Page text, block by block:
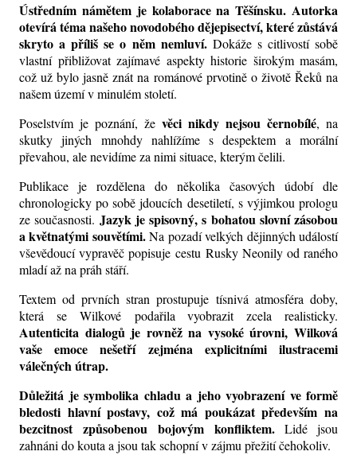
Ústředním námětem je kolaborace na Těšínsku. Autorka
otevírá téma našeho novodobého dějepisectví, které zůstává
skryto a příliš se o něm nemluví.Dokáže s citlivostí sobě
vlastní přibližovat zajímavé aspekty historie širokým masám,
což už bylo jasně znát na románové prvotině o životě Řeků na
našem území v minulém století.
Poselstvím je poznání, že věci nikdy nejsou černobílé, na
skutky jiných mnohdy nahlížíme s despektem a morální
převahou, ale nevidíme za nimi situace, kterým čelili.
Publikace je rozdělena do několika časových údobí dle
chronologicky po sobě jdoucích desetiletí, s výjimkou prologu
ze současnosti. Jazyk je spisovný, s bohatou slovní zásobou
a květnatými souvětími.Na pozadí velkých dějinných událostí
vševědoucí vypravěč popisuje cestu Rusky Neonily od raného
mladí až na práh stáří.
Textem od prvních stran prostupuje tísnivá atmosféra doby,
která se Wilkové podařila vyobrazit zcela realisticky.
Autenticita dialogů je rovněž na vysoké úrovni, Wilková
vaše emoce nešetří zejména explicitními ilustracemi
válečných útrap.
Důležitá je symbolika chladu a jeho vyobrazení ve formě
bledosti hlavní postavy, což má poukázat především na
bezcitnostzpůsobenoubojovým konfliktem.Lidé jsou
zahnáni do kouta a jsou tak schopní v zájmu přežití čehokoliv.